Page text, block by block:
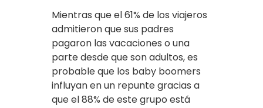
Mientras que el 61% de los viajeros
admitieron que sus padres
pagaron las vacaciones o una
parte desde que son adultos, es
probable que los baby boomers
influyan en un repunte gracias a
que el 88% de este grupo está